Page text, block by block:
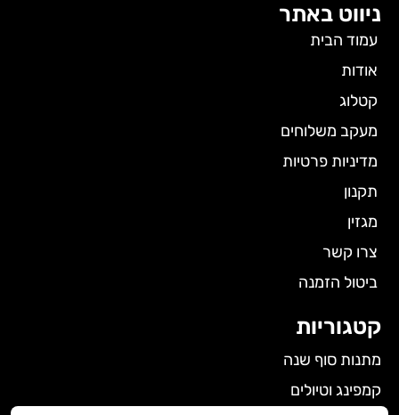
ניווט באתר
עמוד הבית
אודות
קטלוג
מעקב משלוחים
מדיניות פרטיות
תקנון
מגזין
צרו קשר
ביטול הזמנה
קטגוריות
מתנות סוף שנה
קמפינג וטיולים